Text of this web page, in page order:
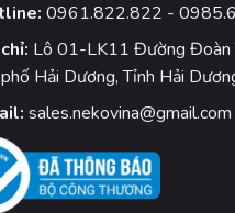
0961.822.822 -
Lô 01-LK11 Đường Đoàn
Hải Dương, Tỉnh Hải
sales.nekovina@gmail.com